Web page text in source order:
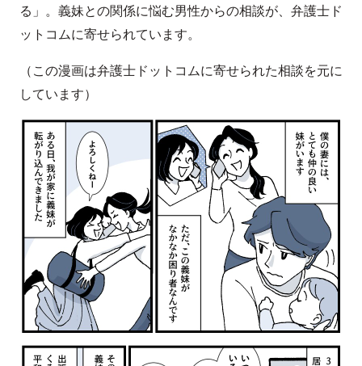
る」。義妹との関係に悩む男性からの相談が、弁護士ド
ットコムに寄せられています。
（この漫画は弁護士ドットコムに寄せられた相談を元に
しています）